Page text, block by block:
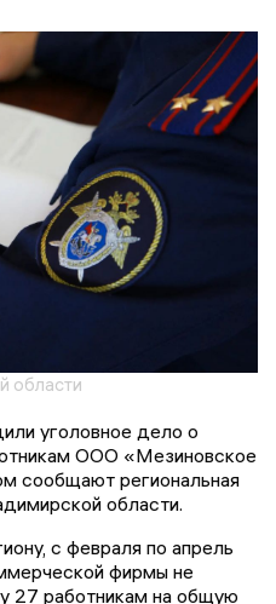
области
уголовное дело о
ООО «Мезиновское
сообщают региональная
области.
с февраля по апрель
фирмы не
27 работникам на общую